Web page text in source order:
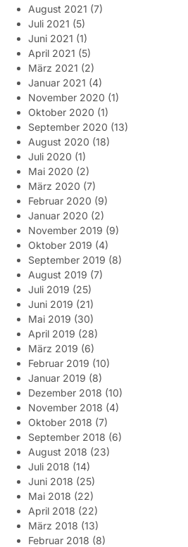
August 2021 (7)
Juli 2021 (5)
Juni 2021 (1)
April 2021 (5)
März 2021 (2)
Januar 2021 (4)
November 2020 (1)
Oktober 2020 (1)
September 2020 (13)
August 2020 (18)
Juli 2020 (1)
Mai 2020 (2)
März 2020 (7)
Februar 2020 (9)
Januar 2020 (2)
November 2019 (9)
Oktober 2019 (4)
September 2019 (8)
August 2019 (7)
Juli 2019 (25)
Juni 2019 (21)
Mai 2019 (30)
April 2019 (28)
März 2019 (6)
Februar 2019 (10)
Januar 2019 (8)
Dezember 2018 (10)
November 2018 (4)
Oktober 2018 (7)
September 2018 (6)
August 2018 (23)
Juli 2018 (14)
Juni 2018 (25)
Mai 2018 (22)
April 2018 (22)
März 2018 (13)
Februar 2018 (8)